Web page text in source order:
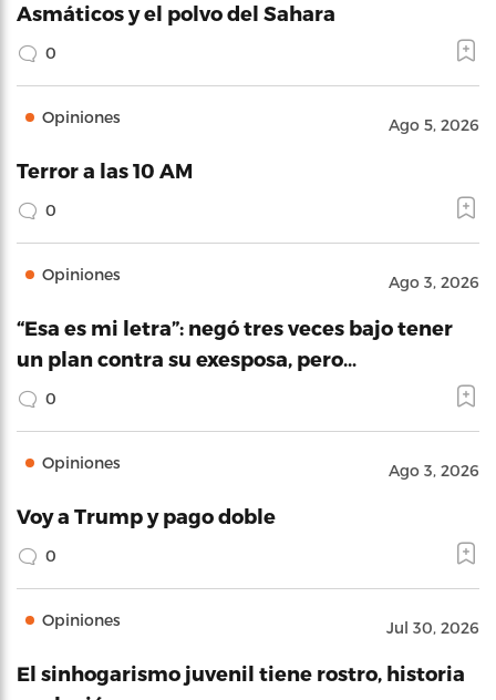
Asmáticos y el polvo del Sahara
0
Opiniones Ago 5, 2026
Terror a las 10 AM
0
Opiniones Ago 3, 2026
“Esa es mi letra”: negó tres veces bajo tener
un plan contra su exesposa, pero…
0
Opiniones Ago 3, 2026
Voy a Trump y pago doble
0
Opiniones Jul 30, 2026
El sinhogarismo juvenil tiene rostro, historia